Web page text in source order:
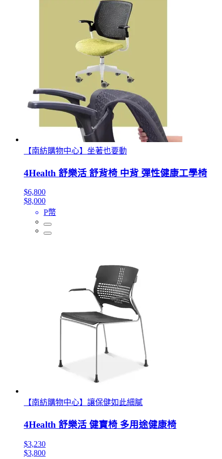
【南紡購物中心】坐著也要動
4Health 舒樂活 舒背椅 中背 彈性健康工學椅
$6,800
$8,000
P幣
【南紡購物中心】讓保健如此細膩
4Health 舒樂活 健寶椅 多用途健康椅
$3,230
$3,800